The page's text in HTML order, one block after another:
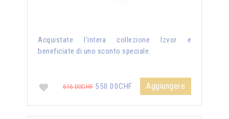
Acquistate l'intera collezione Izvor e
beneficiate di uno sconto speciale.
616.00CHF550.00CHF Aggiungere